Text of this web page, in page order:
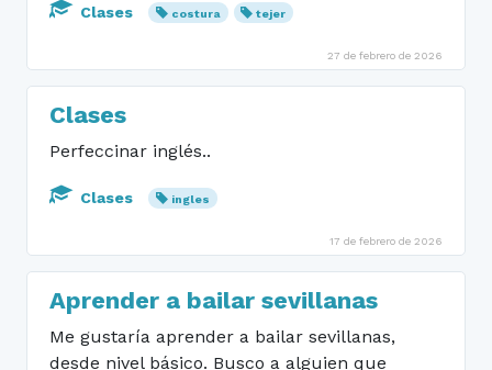
Clases costura tejer
27 de febrero de 2026
Clases
Perfeccinar inglés..
Clases ingles
17 de febrero de 2026
Aprender a bailar sevillanas
Me gustaría aprender a bailar sevillanas,
desde nivel básico. Busco a alguien que